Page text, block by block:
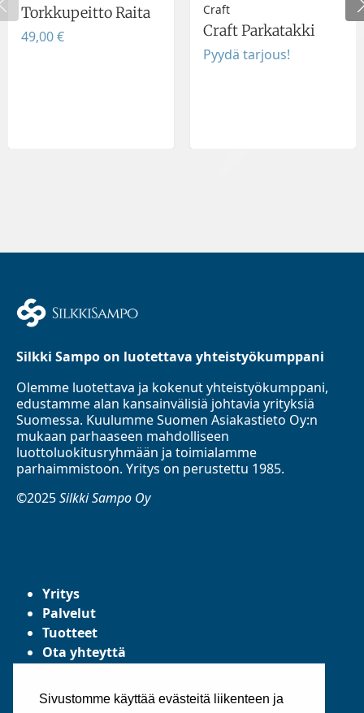
Sivustomme käyttää evästeitä liikenteen ja
Torkkupeitto Raita
49,00 €
Craft
Craft Parkatakki
Pyydä tarjous!
Silkki Sampo on luotettava yhteistyökumppani
Olemme luotettava ja kokenut yhteistyökumppani,
edustamme alan kansainvälisiä johtavia yrityksiä
Suomessa. Kuulumme Suomen Asiakastieto Oy:n
mukaan parhaaseen mahdolliseen
luottoluokitusryhmään ja toimialamme
parhaimmistoon. Yritys on perustettu 1985.
©2025Silkki Sampo Oy
Yritys
Palvelut
Tuotteet
Ota yhteyttä
Yleiset toimitusehdot